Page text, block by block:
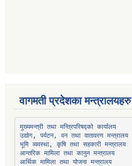
वागमती प्रदेशका मन्त्रालयहरु
मुख्यमन्त्री तथा मन्त्रिपरिषद्को कार्यालय
उद्योग, पर्यटन, वन तथा वातावरण मन्त्रालय
भूमि व्यवस्था, कृषि तथा सहकारी मन्त्रालय
आन्तरिक मामिला तथा कानुन मन्त्रालय
आर्थिक मामिला तथा योजना मन्त्रालय